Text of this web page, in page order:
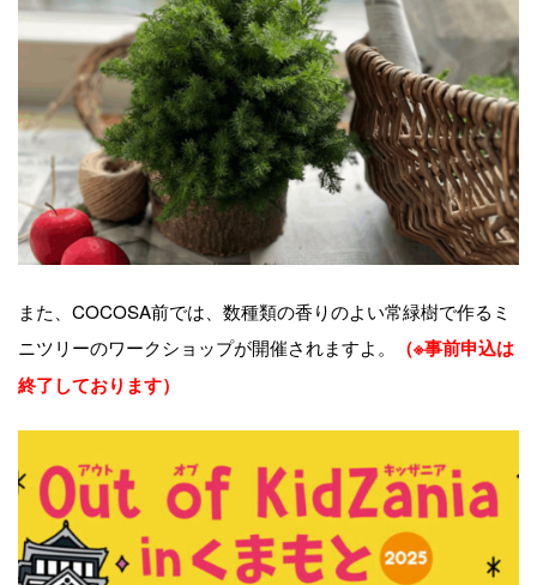
また、COCOSA前では、数種類の香りのよい常緑樹で作るミ
ニツリーのワークショップが開催されますよ。
（※事前申込は
終了しております）